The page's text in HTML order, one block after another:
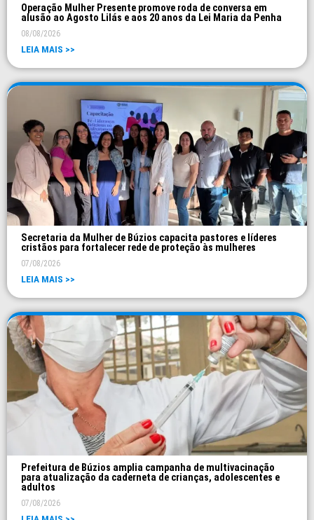
Operação Mulher Presente promove roda de conversa em
alusão ao Agosto Lilás e aos 20 anos da Lei Maria da Penha
08/08/2026
LEIA MAIS >>
Secretaria da Mulher de Búzios capacita pastores e líderes
cristãos para fortalecer rede de proteção às mulheres
07/08/2026
LEIA MAIS >>
Prefeitura de Búzios amplia campanha de multivacinação
para atualização da caderneta de crianças, adolescentes e
adultos
07/08/2026